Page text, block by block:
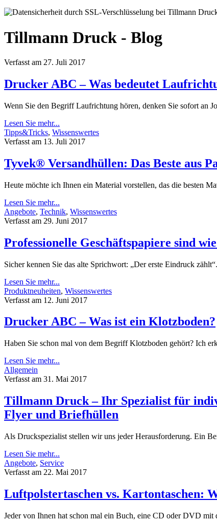
Tillmann Druck - Blog
Verfasst am 27. Juli 2017
Drucker ABC – Was bedeutet
Wenn Sie den Begriff Laufrichtung hören, denken Sie sofort an
Lesen Sie mehr...
Tipps&Tricks, Wissenswertes
Verfasst am 13. Juli 2017
Tyvek® Versandhüllen: Das Beste aus
Heute möchte ich Ihnen ein Material vorstellen, das die besten
Lesen Sie mehr...
Angebote, Technik, Wissenswertes
Verfasst am 29. Juni 2017
Professionelle Geschäftspapiere sind
Sicher kennen Sie das alte Sprichwort: „Der erste Eindruck
Lesen Sie mehr...
Produktneuheiten, Wissenswertes
Verfasst am 12. Juni 2017
Drucker ABC – Was ist ein Klotzboden?
Haben Sie schon mal von dem Begriff Klotzboden gehört? Ich
Lesen Sie mehr...
Allgemein
Verfasst am 31. Mai 2017
Tillmann Druck – Ihr Spezialist für
Flyer und Briefhüllen
Als Druckspezialist stellen wir uns jeder Herausforderung. Ein
Lesen Sie mehr...
Angebote, Service
Verfasst am 22. Mai 2017
Luftpolstertaschen vs. Kartontaschen:
Jeder von Ihnen hat schon mal ein Buch, eine CD oder DVD mit